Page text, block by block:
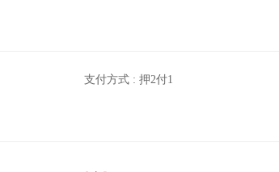
支付方式 : 押2付1